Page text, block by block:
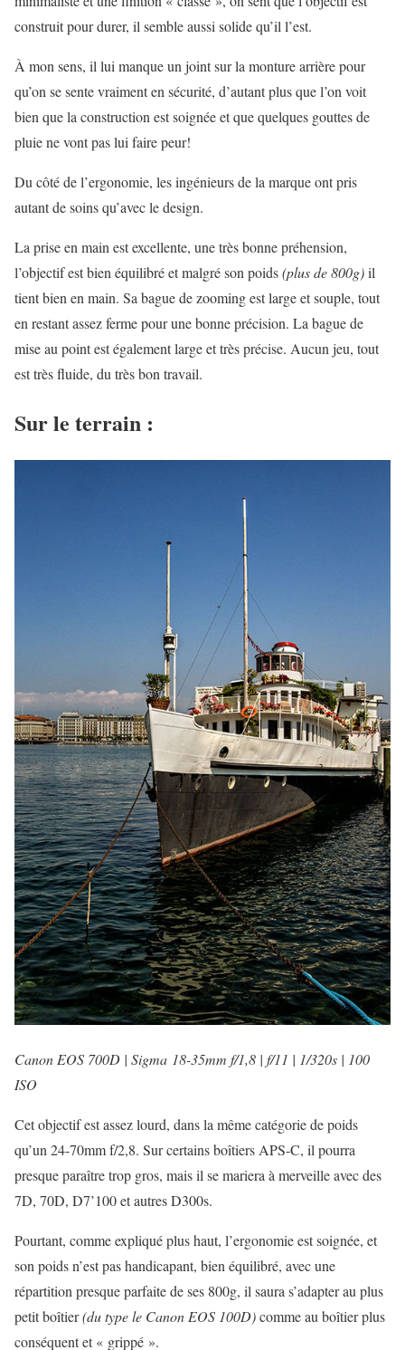
construit pour durer, il semble aussi solide qu’il l’est.
À mon sens, il lui manque un joint sur la monture arrière pour
qu’on se sente vraiment en sécurité, d’autant plus que l’on voit
bien que la construction est soignée et que quelques gouttes de
pluie ne vont pas lui faire peur!
Du côté de l’ergonomie, les ingénieurs de la marque ont pris
autant de soins qu’avec le design.
La prise en main est excellente, une très bonne préhension,
l’objectif est bien équilibré et malgré son poids(plus de 800g)il
tient bien en main. Sa bague de zooming est large et souple, tout
en restant assez ferme pour une bonne précision. La bague de
mise au point est également large et très précise. Aucun jeu, tout
est très fluide, du très bon travail.
Sur le terrain :
Canon EOS 700D | Sigma 18-35mm f/1,8 | f/11 | 1/320s | 100
ISO
Cet objectif est assez lourd, dans la même catégorie de poids
qu’un 24-70mm f/2,8. Sur certains boîtiers APS-C, il pourra
presque paraître trop gros, mais il se mariera à merveille avec des
7D, 70D, D7’100 et autres D300s.
Pourtant, comme expliqué plus haut, l’ergonomie est soignée, et
son poids n’est pas handicapant, bien équilibré, avec une
répartition presque parfaite de ses 800g, il saura s’adapter au plus
petit boîtier(du type le Canon EOS 100D)comme au boîtier plus
conséquent et « grippé ».